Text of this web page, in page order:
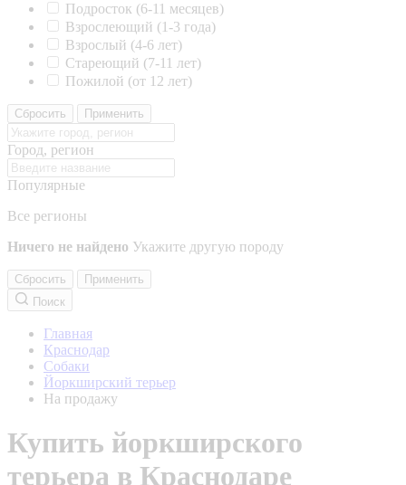
Подросток (6-11 месяцев)
Взрослеющий (1-3 года)
Взрослый (4-6 лет)
Стареющий (7-11 лет)
Пожилой (от 12 лет)
Сбросить Применить
Город, регион
Популярные
Все регионы
Ничего не найдено Укажите другую породу
Сбросить
Применить
Поиск
Главная
Краснодар
Собаки
Йоркширский терьер
На продажу
Купить йоркширского
терьера в Краснодаре